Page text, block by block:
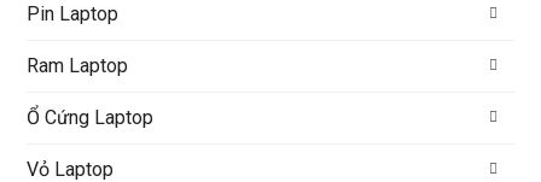
Pin Laptop
Ram Laptop
Ổ Cứng Laptop
Vỏ Laptop